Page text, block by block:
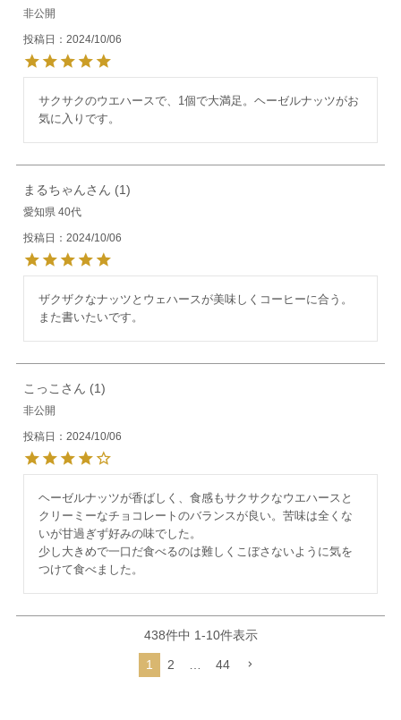
非公開
投稿日 2024/10/06
サクサクのウエハースで、1個で大満足。ヘーゼルナッツがお
気に入りです。
まるちゃん 1
愛知県 40代
投稿日 2024/10/06
ザクザクなナッツとウェハースが美味しくコーヒーに合う。
また書いたいです。
こっこ 1
非公開
投稿日 2024/10/06
ヘーゼルナッツが香ばしく、食感もサクサクなウエハースと
クリーミーなチョコレートのバランスが良い。苦味は全くな
いが甘過ぎず好みの味でした。
少し大きめで一口だ食べるのは難しくこぼさないように気を
つけて食べました。
438件中 1-10件表示
1 2 44